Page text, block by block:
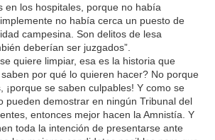
en los hospitales, porque no había
no había cerca un puesto de
campesina. Son delitos de lesa
deberían ser juzgados”.
quiere limpiar, esa es la historia que
por qué lo quieren hacer? No porque
¡porque se saben culpables! Y como se
pueden demostrar en ningún Tribunal del
entonces mejor hacen la Amnistía. Y
toda la intención de presentarse ante